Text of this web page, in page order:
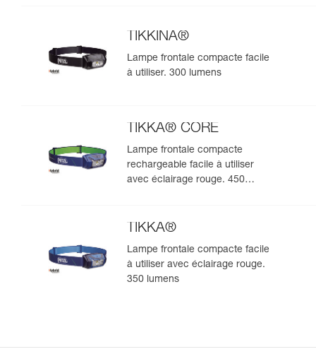
TIKKINA®
Lampe frontale compacte facile
à utiliser. 300 lumens
TIKKA® CORE
Lampe frontale compacte
rechargeable facile à utiliser
avec éclairage rouge. 450
TIKKA®
Lampe frontale compacte facile
à utiliser avec éclairage rouge.
350 lumens